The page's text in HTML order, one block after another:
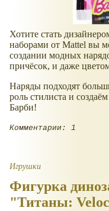
Хотите стать
наборами от Mattel вы
создании модных
причёсок, и даже
Наряды подходят
роль стилиста и
Барби!
Комментарии: 1
Игрушки
Фигурка
"Титаны: